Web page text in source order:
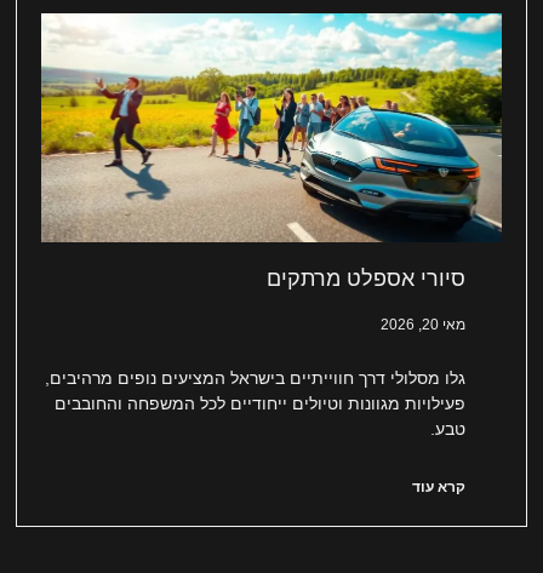
סיורי אספלט מרתקים
מאי 20, 2026
גלו מסלולי דרך חווייתיים בישראל המציעים נופים מרהיבים,
פעילויות מגוונות וטיולים ייחודיים לכל המשפחה והחובבים
טבע.
קרא עוד